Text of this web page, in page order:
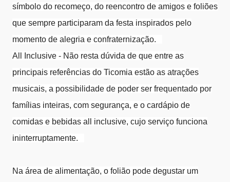
símbolo do recomeço, do reencontro de amigos e foliões
que sempre participaram da festa inspirados pelo
momento de alegria e confraternização.
All Inclusive - Não resta dúvida de que entre as
principais referências do Ticomia estão as atrações
musicais, a possibilidade de poder ser frequentado por
famílias inteiras, com segurança, e o cardápio de
comidas e bebidas all inclusive, cujo serviço funciona
ininterruptamente.
Na área de alimentação, o folião pode degustar um